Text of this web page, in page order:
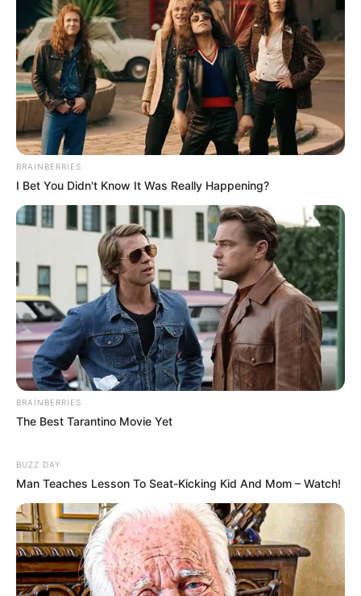
19:14 / 05 Avqust 2026
0 0
BRAINBERRIES
I Bet You Didn't Know It Was Really Happening?
BRAINBERRIES
The Best Tarantino Movie Yet
BUZZ DAY
Man Teaches Lesson To Seat-Kicking Kid And Mom – Watch!